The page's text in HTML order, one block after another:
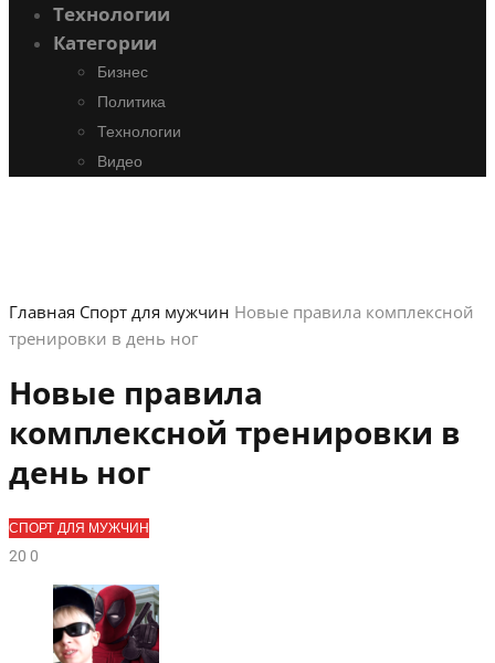
Технологии
Категории
Бизнес
Политика
Технологии
Видео
Главная Спорт для мужчин Новые правила комплексной
тренировки в день ног
Новые правила
комплексной тренировки в
день ног
СПОРТ ДЛЯ МУЖЧИН
200